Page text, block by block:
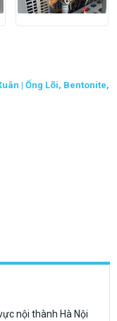
| Ống Lõi, Bentonite,
nội thành Hà Nội